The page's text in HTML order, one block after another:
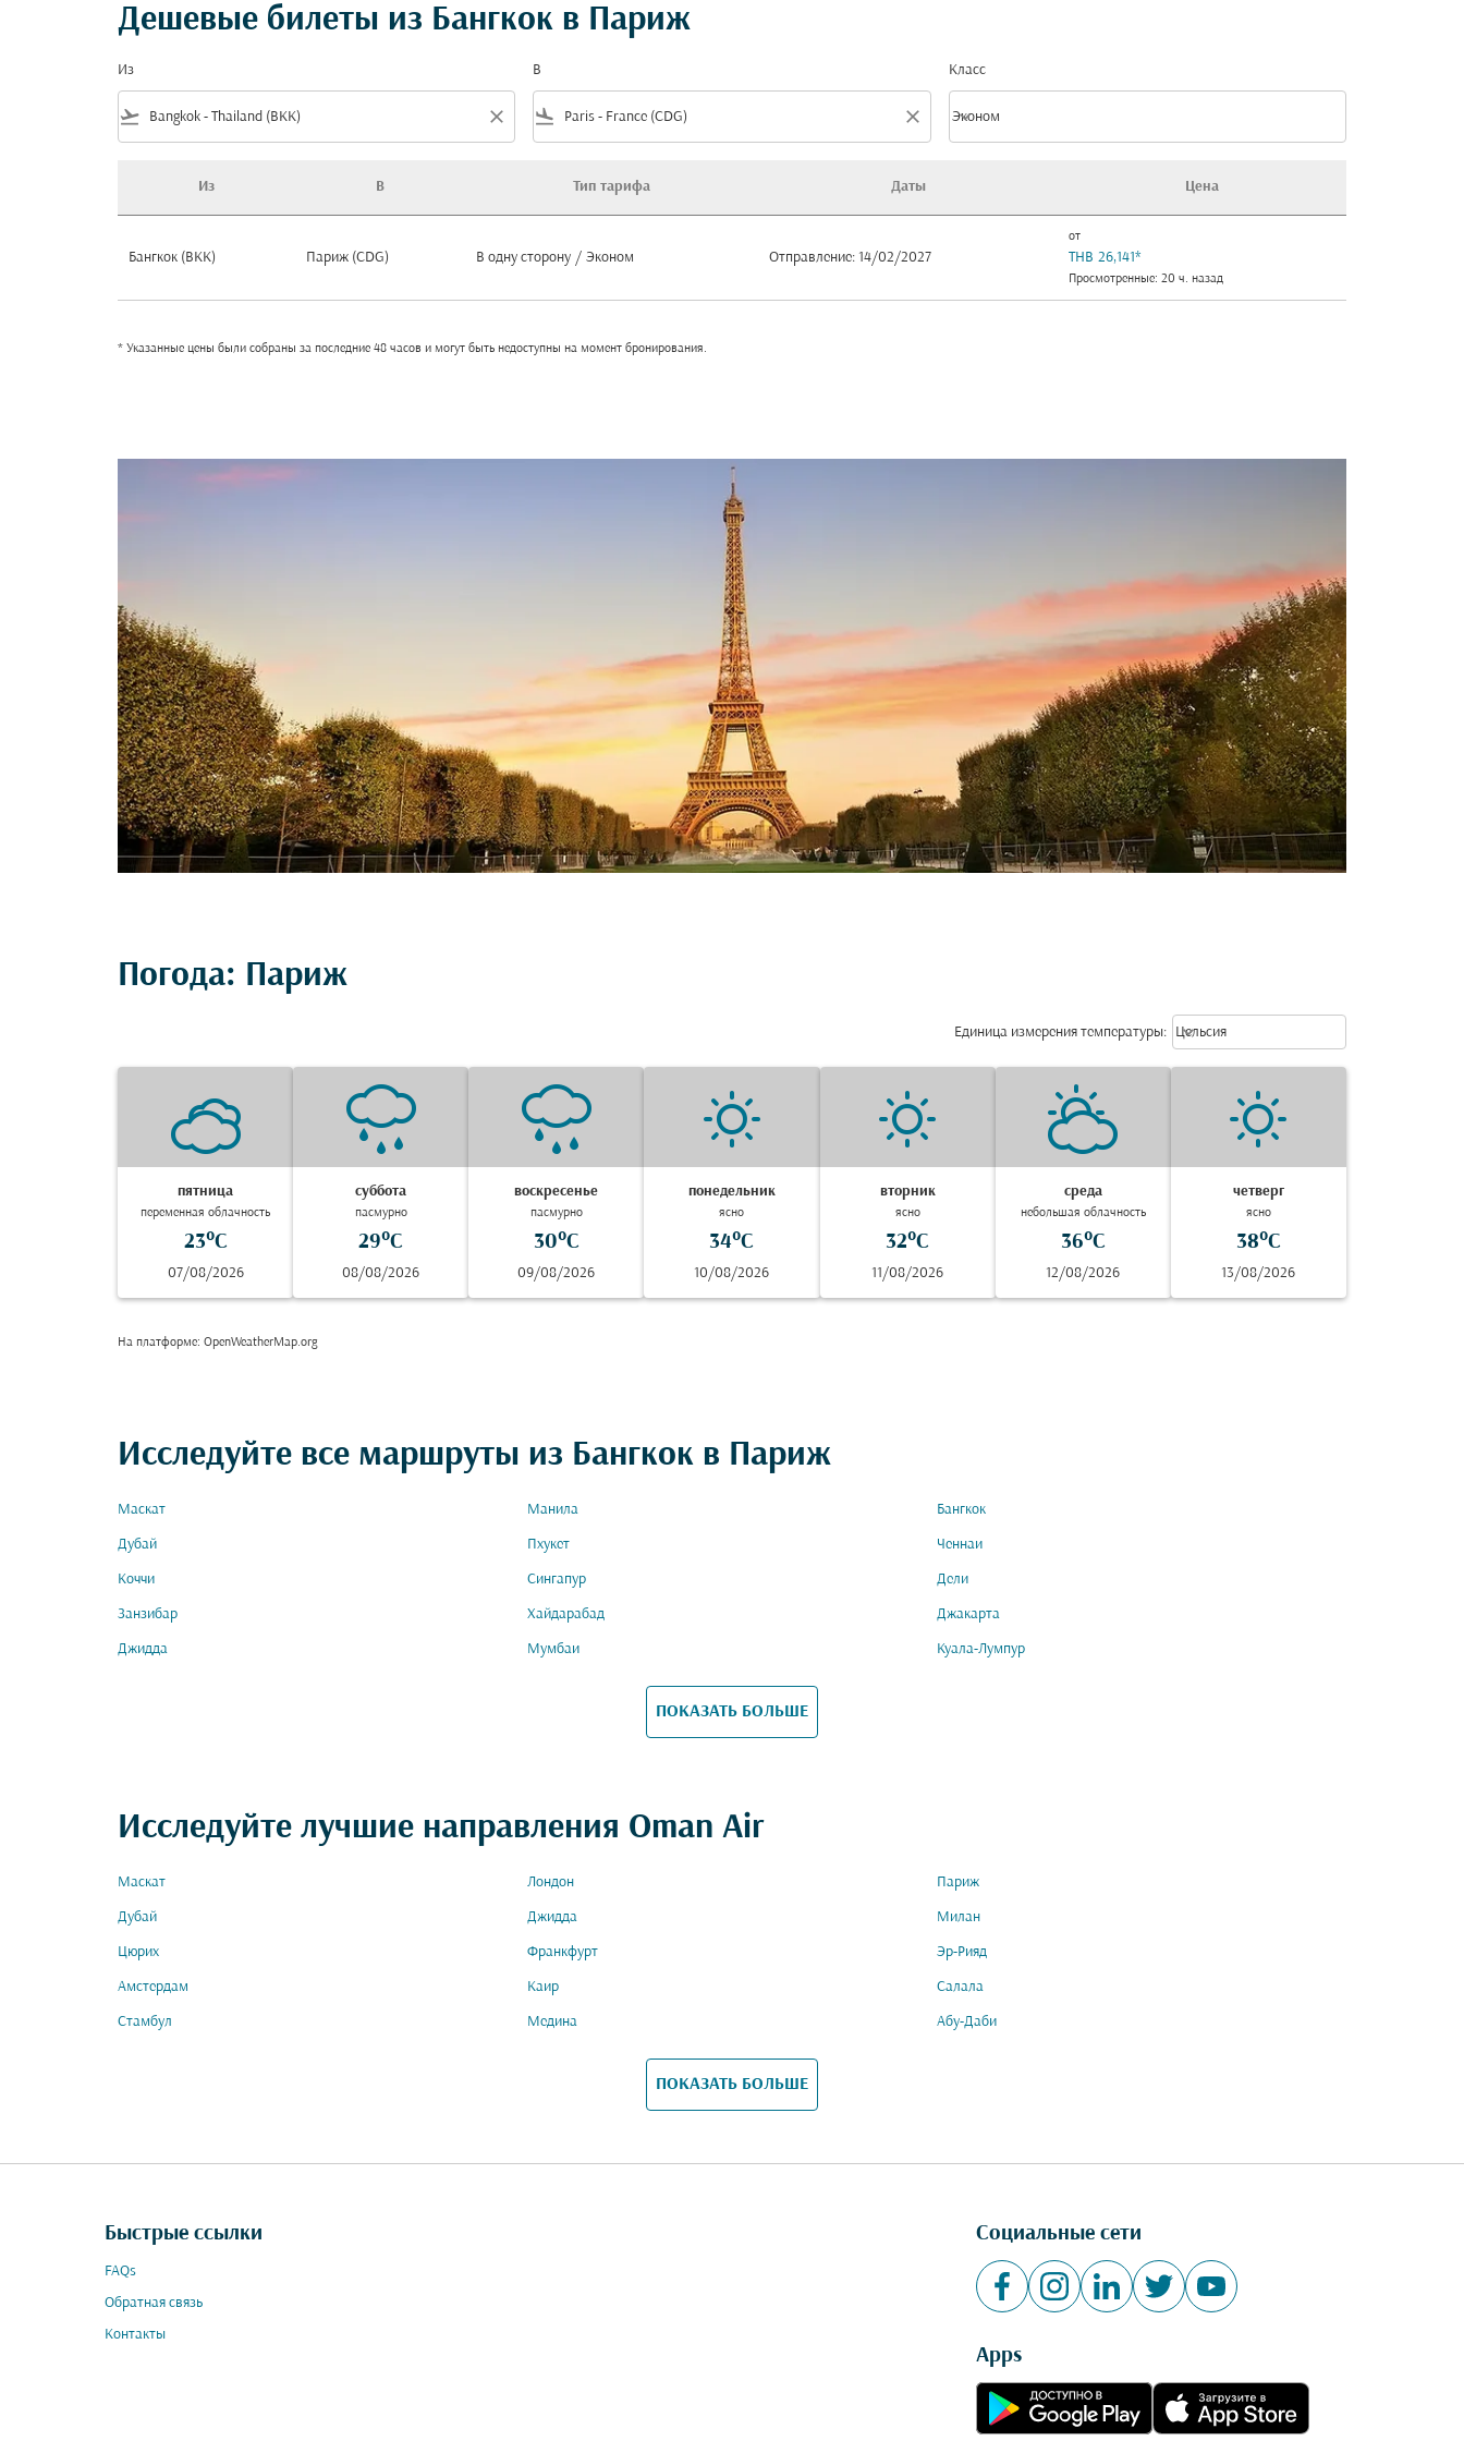
Дешевые билеты из Бангкок в Париж
Из
flight_takeoff close
В
flight_land close
Класс
Класс option Эконом Selected
Эконом
keyboard_arrow_down
Из В Тип тарифа Даты Цена
Бангкок (BKK) Париж (CDG) В одну сторону / Эконом Отправление: 14/02/2027
от
THB 26,141*
Просмотренные: 20 ч. назад
* Указанные цены были собраны за последние 48 часов и могут быть недоступны на момент бронирования.
Погода: Париж
Единица измерения температуры: Weather unit option Цельсия
Цельсия
keyboard_arrow_down
пятница
переменная облачность
23°C
07/08/2026
суббота
пасмурно
29°C
08/08/2026
воскресенье
пасмурно
30°C
09/08/2026
понедельник
ясно
34°C
10/08/2026
вторник
ясно
32°C
11/08/2026
среда
небольшая облачность
36°C
12/08/2026
четверг
ясно
38°C
13/08/2026
На платформе: OpenWeatherMap.org
Исследуйте все маршруты из Бангкок в Париж
Маскат Манила Бангкок
Дубай Пхукет Ченнаи
Коччи Сингапур Дели
Занзибар Хайдарабад Джакарта
Джидда Мумбаи Куала-Лумпур
ПОКАЗАТЬ БОЛЬШЕ
Исследуйте лучшие направления Oman Air
Маскат Лондон Париж
Дубай Джидда Милан
Цюрих Франкфурт Эр-Рияд
Амстердам Каир Салала
Стамбул Медина Абу-Даби
ПОКАЗАТЬ БОЛЬШЕ
Быстрые ссылки
FAQs
Обратная связь
Контакты
Социальные сети
Apps